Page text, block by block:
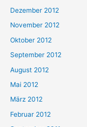
Dezember 2012
November 2012
Oktober 2012
September 2012
August 2012
Mai 2012
März 2012
Februar 2012